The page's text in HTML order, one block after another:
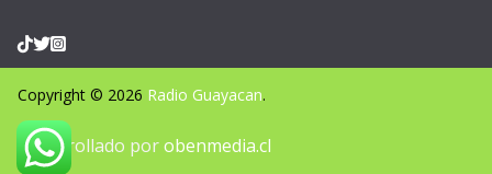
Copyright © 2026 Radio Guayacan.
Desarrollado porobenmedia.cl